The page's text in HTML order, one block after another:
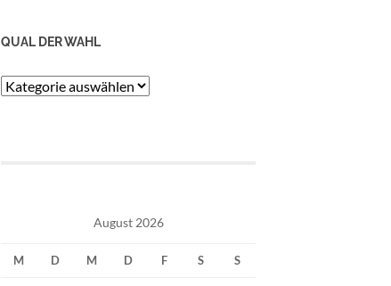
QUAL DER WAHL
Qual
August 2026
M D M D F S S